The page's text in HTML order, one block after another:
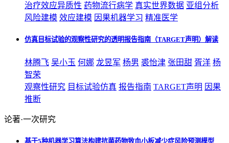
治疗效应异质性 药物流行病学 真实世界数据 亚组分析
风险建模 效应建模 因果机器学习 精准医学
仿真目标试验的观察性研究的透明报告指南（TARGET声明）解读
林腾飞 吴小玉 何娜 龙昱军 杨男 裘怡津 张田甜 胥洋 杨
智荣
观察性研究 目标试验仿真 报告指南 TARGET声明 因果
推断
论著·一次研究
基于5种机器学习算法构建抗菌药物致血小板减少症风险预测模型